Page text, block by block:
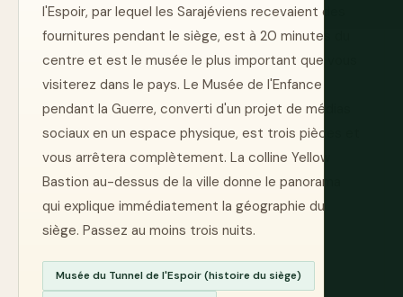
l'Espoir, par lequel les Sarajéviens recevaient des
fournitures pendant le siège, est à 20 minutes du
centre et est le musée le plus important que vous
visiterez dans le pays. Le Musée de l'Enfance
pendant la Guerre, converti d'un projet de médias
sociaux en un espace physique, est trois pièces et
vous arrêtera complètement. La colline Yellow
Bastion au-dessus de la ville donne le panorama
qui explique immédiatement la géographie du
siège. Passez au moins trois nuits.
Musée du Tunnel de l'Espoir (histoire du siège)